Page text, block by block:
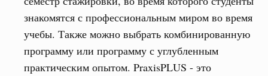
знакомятся с профессиональным миром во время
учебы. Также можно выбрать комбинированную
программу или программу с углубленным
практическим опытом. PraxisPLUS - это